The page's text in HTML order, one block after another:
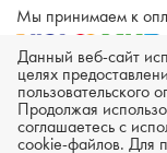
Мы принимаем к
Техническая
Разработка сайта
Данный веб-сайт
целях
пользовательского
Продолжая
соглашаетесь с
cookie-файлов. Для